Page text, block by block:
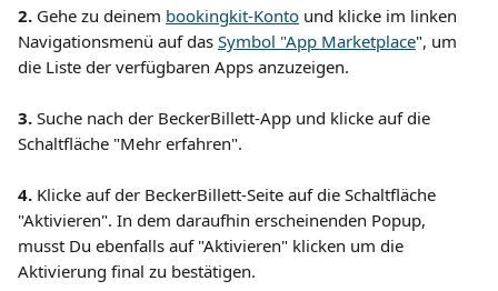
2. Gehe zu deinem bookingkit-Konto und klicke im linken
Navigationsmenü auf das Symbol "App Marketplace", um
die Liste der verfügbaren Apps anzuzeigen.
3. Suche nach der BeckerBillett-App und klicke auf die
Schaltfläche "Mehr erfahren".
4. Klicke auf der BeckerBillett-Seite auf die Schaltfläche
"Aktivieren". In dem daraufhin erscheinenden Popup,
musst Du ebenfalls auf "Aktivieren" klicken um die
Aktivierung final zu bestätigen.